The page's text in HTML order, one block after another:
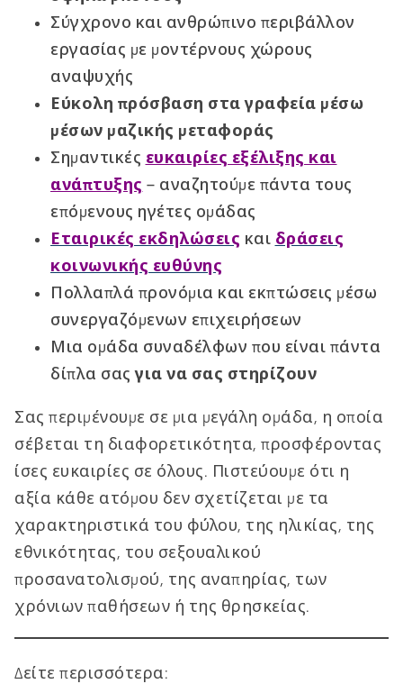
Σύγχρονο και ανθρώπινο περιβάλλον
εργασίας με μοντέρνους χώρους
αναψυχής
Εύκολη πρόσβαση στα γραφεία μέσω
μέσων μαζικής μεταφοράς
Σημαντικές ευκαιρίες εξέλιξης και
ανάπτυξης – αναζητούμε πάντα τους
επόμενους ηγέτες ομάδας
Εταιρικές εκδηλώσεις και δράσεις
κοινωνικής ευθύνης
Πολλαπλά προνόμια και εκπτώσεις μέσω
συνεργαζόμενων επιχειρήσεων
Μια ομάδα συναδέλφων που είναι πάντα
δίπλα σας για να σας στηρίζουν
Σας περιμένουμε σε μια μεγάλη ομάδα, η οποία
σέβεται τη διαφορετικότητα, προσφέροντας
ίσες ευκαιρίες σε όλους. Πιστεύουμε ότι η
αξία κάθε ατόμου δεν σχετίζεται με τα
χαρακτηριστικά του φύλου, της ηλικίας, της
εθνικότητας, του σεξουαλικού
προσανατολισμού, της αναπηρίας, των
χρόνιων παθήσεων ή της θρησκείας.
Δείτε περισσότερα: